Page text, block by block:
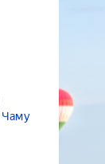
Чаму